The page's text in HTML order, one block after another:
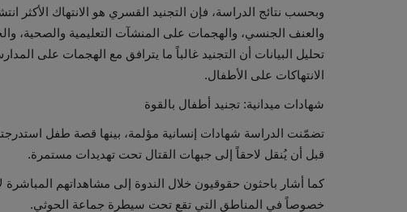
والعنف الجنسي، والهجمات على المنشآت التعليمية والصحية،
تحليل البيانات أن التجنيد غالباً ما يترافق مع الهجمات على
الانتهاكات على الأطفال.
شهادات ميدانية: تجنيد أطفال بالقوة
تضمّنت الدراسة شهادات إنسانية مؤلمة، بينها قصة طفل
قبل أن يُنقل لاحقاً إلى جبهات القتال تحت تهديدات مستمرة.
كما أشار باحثون حقوقيون خلال الندوة إلى مشاهداتهم
خصوصاً في المناطق التي تقع تحت سيطرة جماعة الحوثي.